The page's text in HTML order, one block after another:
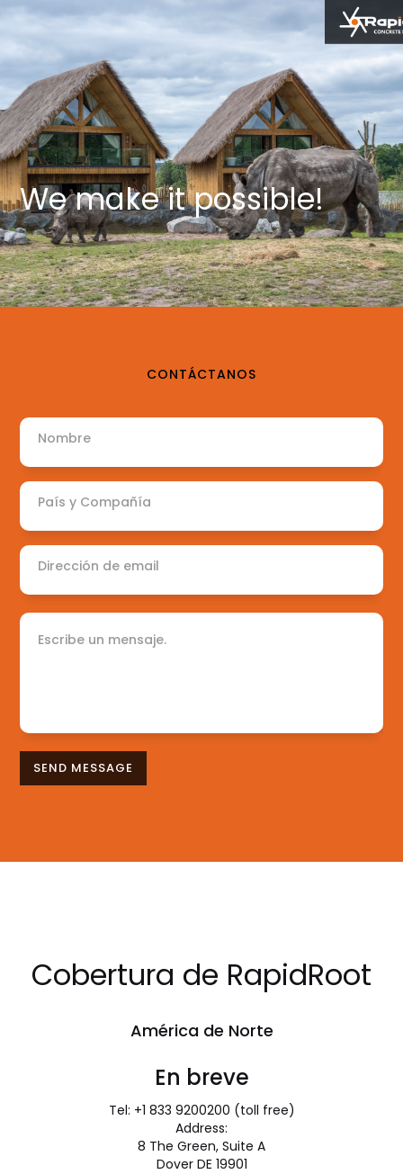
We make it possible!
CONTÁCTANOS
Cobertura de RapidRoot
América de Norte
En breve
Tel: +1 833 9200200 (toll free)
Address:
8 The Green, Suite A
Dover DE 19901